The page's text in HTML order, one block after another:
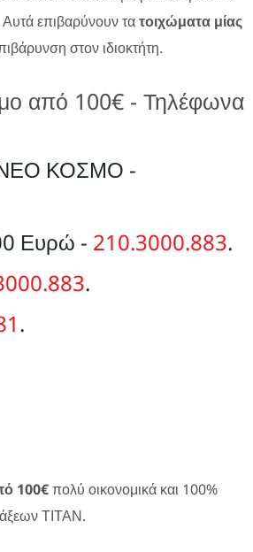
επιβαρύνουν τατοιχώματα μίας
στον ιδιοκτήτη.
από 100€ - Τηλέφωνα
ΚΟΣΜΟ -
Ευρώ - 210.3000.883.
.
.
100€πολύ οικονομικά και 100%
ΤΙΤΑΝ.